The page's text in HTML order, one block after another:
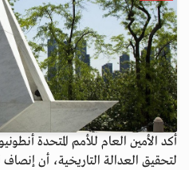
أكد الأمين العام للأمم المتحدة
لتحقيق العدالة التاريخية، أن إنصاف